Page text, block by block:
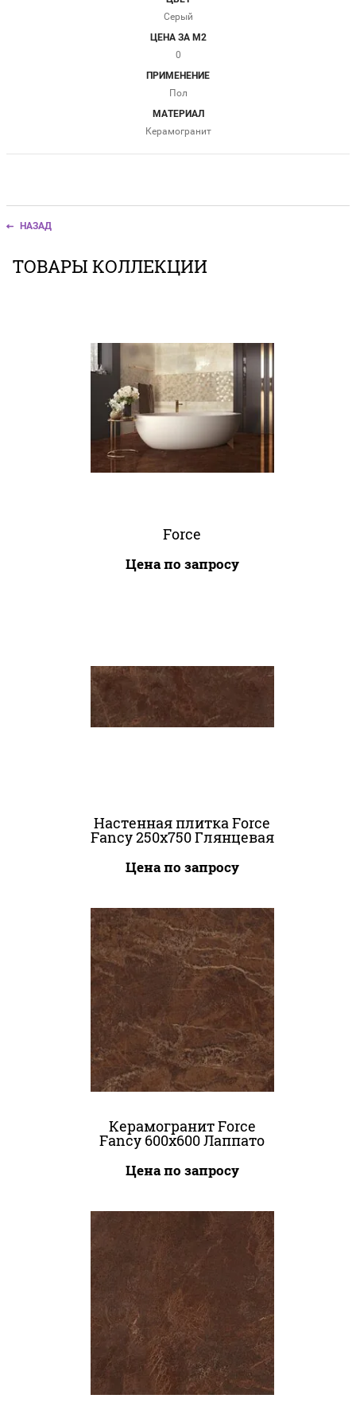
Серый
ЦЕНА ЗА М2
0
ПРИМЕНЕНИЕ
Пол
МАТЕРИАЛ
Керамогранит
НАЗАД
ТОВАРЫ КОЛЛЕКЦИИ
Force
Цена по запросу
Настенная плитка Force
Fancy 250x750 Глянцевая
Цена по запросу
Керамогранит Force
Fancy 600x600 Лаппато
Цена по запросу